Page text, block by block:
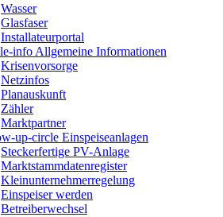
Wasser
Glasfaser
Installateurportal
Allgemeine Informationen
Krisenvorsorge
Netzinfos
Planauskunft
Zähler
Marktpartner
Einspeiseanlagen
Steckerfertige PV-Anlage
Marktstammdatenregister
Kleinunternehmerregelung
Einspeiser werden
Betreiberwechsel